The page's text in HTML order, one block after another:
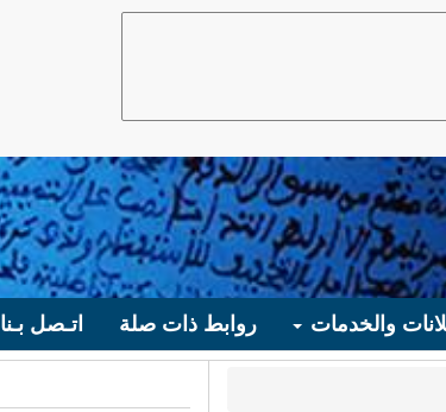
والخدمات روابط ذات صلة اتـصل بـنا